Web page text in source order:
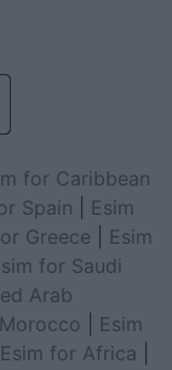
for Caribbean
Spain
Esim
Greece
Esim
for Saudi
Arab
Esim
Esim for Africa